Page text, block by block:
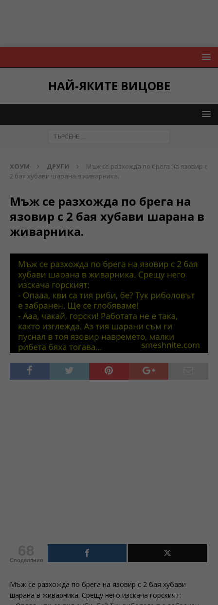
НАЙ-ЯКИТЕ ВИЦОВЕ
ХОУМ ДРУГИ
Мъж се разхожда по брега на язовир с
2 бая хубави шарана в живарника.
Мъж се разхожда по брега на
язовир с 2 бая хубави шарана в
живарника.
Споделяния
Мъж се разхожда по брега на язовир с 2 бая хубави
шарана в живарника. Срещу него изскача горският: